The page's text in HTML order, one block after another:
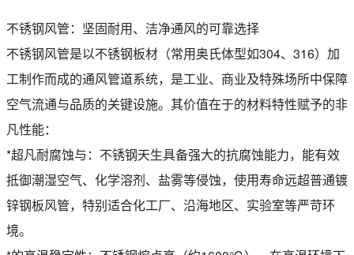
不锈钢风管：坚固耐用、洁净通风的可靠选择
不锈钢风管是以不锈钢板材（常用奥氏体型如304、316）加
工制作而成的通风管道系统，是工业、商业及特殊场所中保障
空气流通与品质的关键设施。其价值在于的材料特性赋予的非
凡性能：
*超凡耐腐蚀与：不锈钢天生具备强大的抗腐蚀能力，能有效
抵御潮湿空气、化学溶剂、盐雾等侵蚀，使用寿命远超普通镀
锌钢板风管，特别适合化工厂、沿海地区、实验室等严苛环
境。